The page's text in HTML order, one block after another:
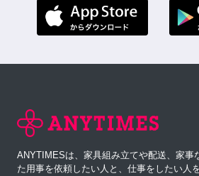
ANYTIMESは、家具組み立てや配送、家事
た用事を依頼したい人と、仕事をしたい人